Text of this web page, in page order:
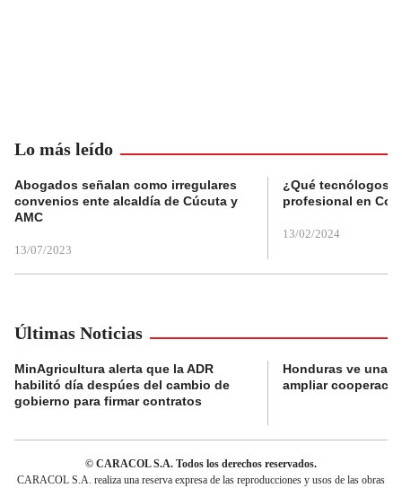
Lo más leído
Abogados señalan como irregulares
convenios ente alcaldía de Cúcuta y
AMC
13/07/2023
¿Qué tecnólogos
profesional en
13/02/2024
Últimas Noticias
MinAgricultura alerta que la ADR
habilitó día despúes del cambio de
gobierno para firmar contratos
Honduras ve una
ampliar
© CARACOL S.A. Todos los derechos reservados.
CARACOL S.A. realiza una reserva expresa de las reproducciones y usos de las obras